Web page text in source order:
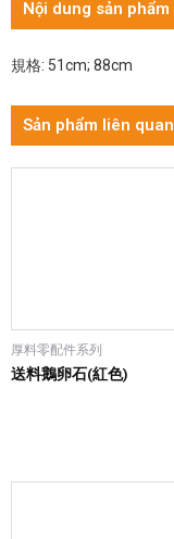
Nội dung sản phẩm
規格: 51cm; 88cm
Sản phẩm liên quan
厚料零配件系列
送料鵝卵石(紅色)